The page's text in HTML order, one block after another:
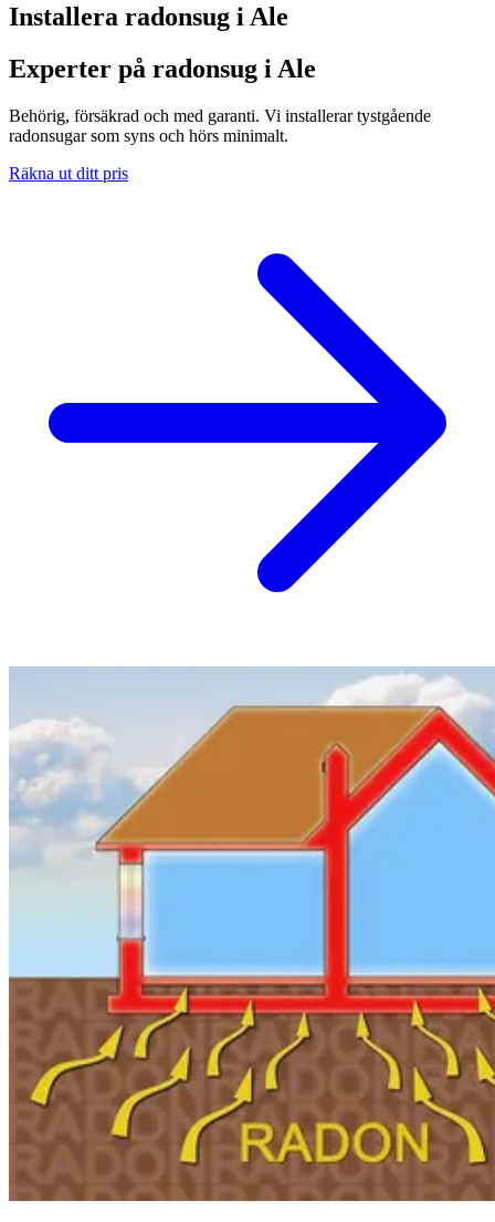
Installera radonsug i Ale
Experter på radonsug i Ale
Behörig, försäkrad och med garanti. Vi installerar tystgående
radonsugar som syns och hörs minimalt.
Räkna ut ditt pris